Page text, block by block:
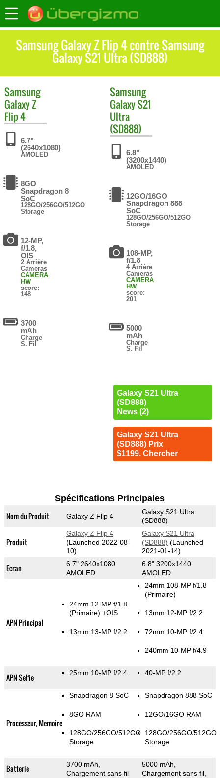
Samsung Galaxy Z Flip 4 contre Samsung
Galaxy S21 Ultra (SD888)
Samsung
Galaxy Z
Flip 4
6.7"
(2640x1080)
AMOLED
8GO
Snapdragon 8
SoC
128GO/256GO/512GO
Storage
12-MP,
f/1.8,
OIS
2 Arrière
Cameras
CAMERA
HW
score:
148
3700
mAh
Charge
S. Fil
Samsung
Galaxy S21
Ultra
(SD888)
6.8"
(3200x1440)
AMOLED
12GO/16GO
Snapdragon 888
SoC
128GO/256GO/512GO
Storage
108-MP,
f/1.8
4 Arrière
Cameras
CAMERA
HW
score:
201
5000
mAh
Charge
S. Fil
Galaxy S21 Ultra
(SD888)
News (2)
Galaxy S21 Ultra
(SD888) Prix
$1199. Chercher
Spécifications Principales
Nom du Produit Galaxy Z Flip 4
Galaxy S21 Ultra
(SD888)
Produit
Galaxy Z Flip 4
(Launched 2022-08-
10)
Galaxy S21 Ultra
(SD888) (Launched
2021-01-14)
Ecran
6.7" 2640x1080
AMOLED
6.8" 3200x1440
AMOLED
APN Principal
24mm 12-MP f/1.8
(Primaire) +OIS
13mm 13-MP f/2.2
24mm 108-MP f/1.8
(Primaire)
13mm 12-MP f/2.2
72mm 10-MP f/2.4
240mm 10-MP f/4.9
APN Selfie 25mm 10-MP f/2.4 40-MP f/2.2
Processeur, Memoire
Snapdragon 8 SoC
8GO RAM
128GO/256GO/512GO
Storage
Snapdragon 888 SoC
12GO/16GO RAM
128GO/256GO/512GO
Storage
Batterie
3700 mAh,
Chargement sans fil
5000 mAh,
Chargement sans fil,